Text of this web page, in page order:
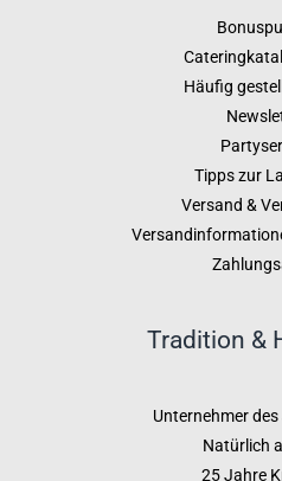
Häufig
Tipps zur
Versand &
Tradition &
Unternehmer
Natürlich
25 Jahre